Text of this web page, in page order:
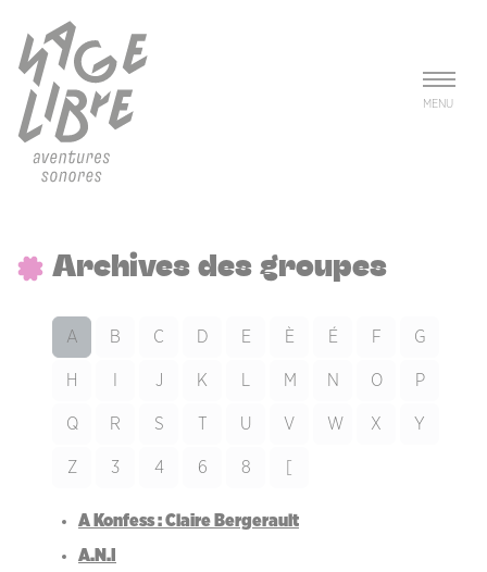
MENU
Archives des groupes
A B C D E È É F G
H J K M N O P
Q R S U V W X Y
Z 3 4 6 8
A Konfess : Claire Bergerault
A.N.I